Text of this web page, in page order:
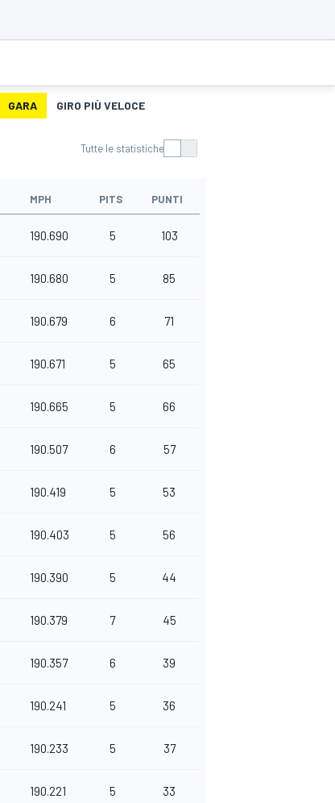
GARA GIRO PIÙ VELOCE
Tutte le statistiche
MPH PITS PUNTI
190.690 5 103
190.680 5 85
190.679 6 71
190.671 5 65
190.665 5 66
190.507 6 57
190.419 5 53
190.403 5 56
190.390 5 44
190.379 7 45
190.357 6 39
190.241 5 36
190.233 5 37
190.221 5 33